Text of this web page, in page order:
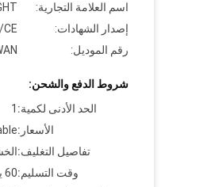
اسم العلامة التجارية:
إصدار الشهادات:
CE
رقم الموديل:
شروط الدفع والشحن:
الحد الأدنى لكمية: 1
الأسعار:
تفاصيل التغليف:
وقت التسليم:60 يوما